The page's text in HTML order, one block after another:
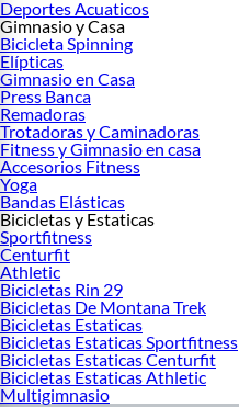
Deportes Acuaticos
Gimnasio y Casa
Bicicleta Spinning
Elípticas
Gimnasio en Casa
Press Banca
Remadoras
Trotadoras y Caminadoras
Fitness y Gimnasio en casa
Accesorios Fitness
Yoga
Bandas Elásticas
Bicicletas y Estaticas
Sportfitness
Centurfit
Athletic
Bicicletas Rin 29
Bicicletas De Montana Trek
Bicicletas Estaticas
Bicicletas Estaticas Sportfitness
Bicicletas Estaticas Centurfit
Bicicletas Estaticas Athletic
Multigimnasio